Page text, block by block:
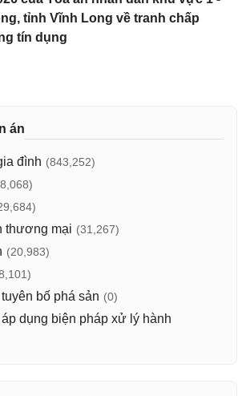
tỉnh Vĩnh Long về tranh chấp
tín dụng
án
đình (843,252)
thương mại (31,267)
(20,983)
bố phá sản (0)
dụng biện pháp xử lý hành